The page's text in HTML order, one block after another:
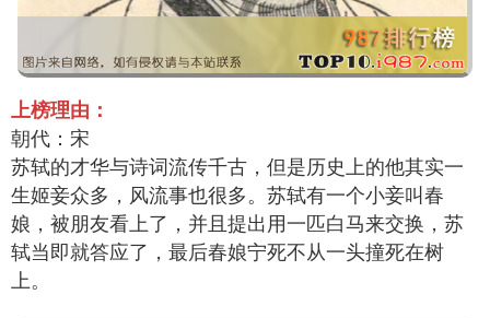
上榜理由：
朝代：宋
苏轼的才华与诗词流传千古，但是历史上的他其实一
生姬妾众多，风流事也很多。苏轼有一个小妾叫春
娘，被朋友看上了，并且提出用一匹白马来交换，苏
轼当即就答应了，最后春娘宁死不从一头撞死在树
上。